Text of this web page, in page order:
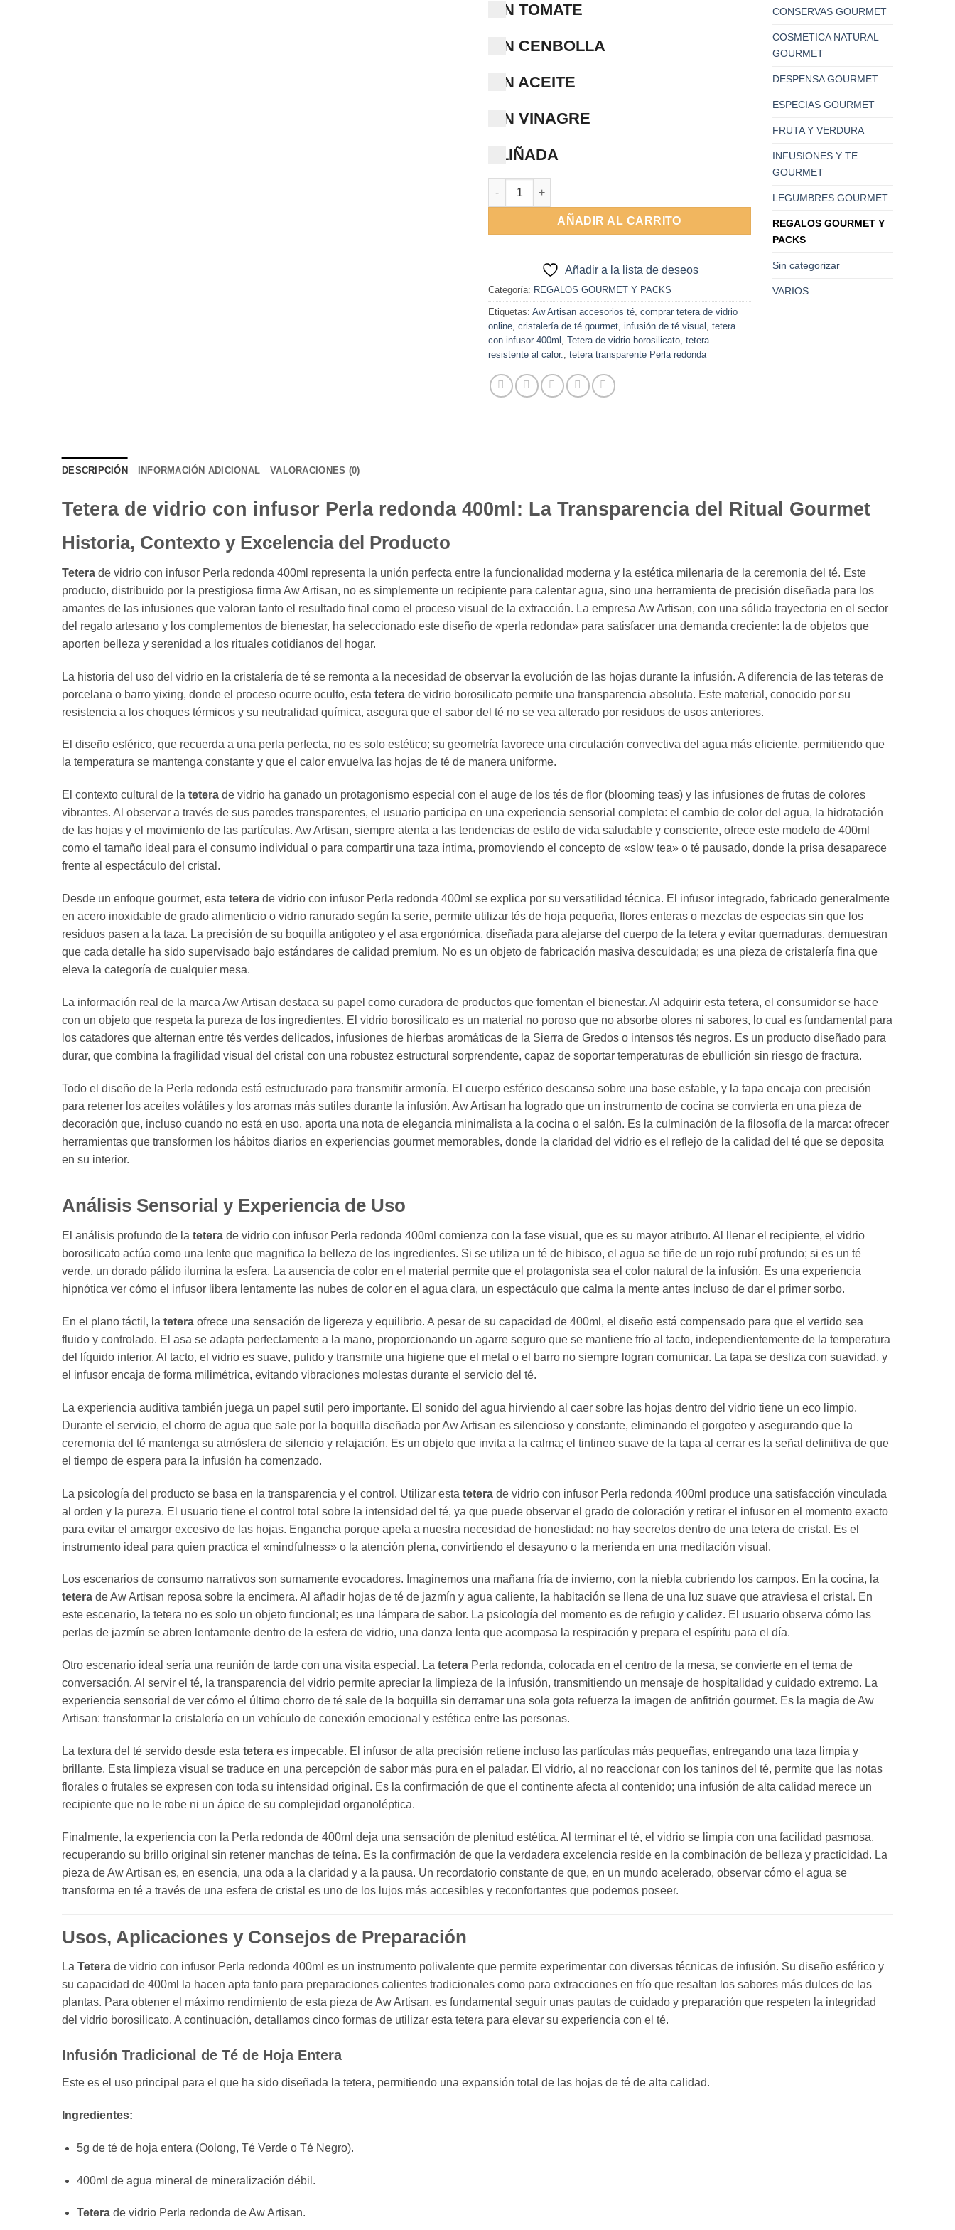
SIN TOMATE
SIN CENBOLLA
SIN ACEITE
SIN VINAGRE
ALIÑADA
Tetera de vidrio con infusor Perla redonda 400ml cantidad
AÑADIR AL CARRITO
Añadir a la lista de deseos
Categoría: REGALOS GOURMET Y PACKS
Etiquetas: Aw Artisan accesorios té comprar tetera de vidrio
online cristalería de té gourmet infusión de té visual tetera
con infusor 400ml Tetera de vidrio borosilicato tetera
resistente al calor.
tetera transparente Perla redonda
CONSERVAS GOURMET
COSMETICA NATURAL
GOURMET
DESPENSA GOURMET
ESPECIAS GOURMET
FRUTA Y VERDURA
INFUSIONES Y TE
GOURMET
LEGUMBRES GOURMET
REGALOS GOURMET Y
PACKS
Sin categorizar
VARIOS
DESCRIPCIÓN INFORMACIÓN ADICIONAL VALORACIONES (0)
Tetera de vidrio con infusor Perla redonda 400ml: La Transparencia del Ritual Gourmet
Historia, Contexto y Excelencia del Producto
Tetera de vidrio con infusor Perla redonda 400ml representa la unión perfecta entre la funcionalidad moderna y la estética milenaria de la ceremonia del té. Este
producto, distribuido por la prestigiosa firma Aw Artisan, no es simplemente un recipiente para calentar agua, sino una herramienta de precisión diseñada para los
amantes de las infusiones que valoran tanto el resultado final como el proceso visual de la extracción. La empresa Aw Artisan, con una sólida trayectoria en el sector
del regalo artesano y los complementos de bienestar, ha seleccionado este diseño de «perla redonda» para satisfacer una demanda creciente: la de objetos que
aporten belleza y serenidad a los rituales cotidianos del hogar.
La historia del uso del vidrio en la cristalería de té se remonta a la necesidad de observar la evolución de las hojas durante la infusión. A diferencia de las teteras de
porcelana o barro yixing, donde el proceso ocurre oculto, esta tetera de vidrio borosilicato permite una transparencia absoluta. Este material, conocido por su
resistencia a los choques térmicos y su neutralidad química, asegura que el sabor del té no se vea alterado por residuos de usos anteriores.
El diseño esférico, que recuerda a una perla perfecta, no es solo estético; su geometría favorece una circulación convectiva del agua más eficiente, permitiendo que
la temperatura se mantenga constante y que el calor envuelva las hojas de té de manera uniforme.
El contexto cultural de la tetera de vidrio ha ganado un protagonismo especial con el auge de los tés de flor (blooming teas) y las infusiones de frutas de colores
vibrantes. Al observar a través de sus paredes transparentes, el usuario participa en una experiencia sensorial completa: el cambio de color del agua, la hidratación
de las hojas y el movimiento de las partículas. Aw Artisan, siempre atenta a las tendencias de estilo de vida saludable y consciente, ofrece este modelo de 400ml
como el tamaño ideal para el consumo individual o para compartir una taza íntima, promoviendo el concepto de «slow tea» o té pausado, donde la prisa desaparece
frente al espectáculo del cristal.
Desde un enfoque gourmet, esta tetera de vidrio con infusor Perla redonda 400ml se explica por su versatilidad técnica. El infusor integrado, fabricado generalmente
en acero inoxidable de grado alimenticio o vidrio ranurado según la serie, permite utilizar tés de hoja pequeña, flores enteras o mezclas de especias sin que los
residuos pasen a la taza. La precisión de su boquilla antigoteo y el asa ergonómica, diseñada para alejarse del cuerpo de la tetera y evitar quemaduras, demuestran
que cada detalle ha sido supervisado bajo estándares de calidad premium. No es un objeto de fabricación masiva descuidada; es una pieza de cristalería fina que
eleva la categoría de cualquier mesa.
La información real de la marca Aw Artisan destaca su papel como curadora de productos que fomentan el bienestar. Al adquirir esta tetera, el consumidor se hace
con un objeto que respeta la pureza de los ingredientes. El vidrio borosilicato es un material no poroso que no absorbe olores ni sabores, lo cual es fundamental para
los catadores que alternan entre tés verdes delicados, infusiones de hierbas aromáticas de la Sierra de Gredos o intensos tés negros. Es un producto diseñado para
durar, que combina la fragilidad visual del cristal con una robustez estructural sorprendente, capaz de soportar temperaturas de ebullición sin riesgo de fractura.
Todo el diseño de la Perla redonda está estructurado para transmitir armonía. El cuerpo esférico descansa sobre una base estable, y la tapa encaja con precisión
para retener los aceites volátiles y los aromas más sutiles durante la infusión. Aw Artisan ha logrado que un instrumento de cocina se convierta en una pieza de
decoración que, incluso cuando no está en uso, aporta una nota de elegancia minimalista a la cocina o el salón. Es la culminación de la filosofía de la marca: ofrecer
herramientas que transformen los hábitos diarios en experiencias gourmet memorables, donde la claridad del vidrio es el reflejo de la calidad del té que se deposita
en su interior.
Análisis Sensorial y Experiencia de Uso
El análisis profundo de la tetera de vidrio con infusor Perla redonda 400ml comienza con la fase visual, que es su mayor atributo. Al llenar el recipiente, el vidrio
borosilicato actúa como una lente que magnifica la belleza de los ingredientes. Si se utiliza un té de hibisco, el agua se tiñe de un rojo rubí profundo; si es un té
verde, un dorado pálido ilumina la esfera. La ausencia de color en el material permite que el protagonista sea el color natural de la infusión. Es una experiencia
hipnótica ver cómo el infusor libera lentamente las nubes de color en el agua clara, un espectáculo que calma la mente antes incluso de dar el primer sorbo.
En el plano táctil, la tetera ofrece una sensación de ligereza y equilibrio. A pesar de su capacidad de 400ml, el diseño está compensado para que el vertido sea
fluido y controlado. El asa se adapta perfectamente a la mano, proporcionando un agarre seguro que se mantiene frío al tacto, independientemente de la temperatura
del líquido interior. Al tacto, el vidrio es suave, pulido y transmite una higiene que el metal o el barro no siempre logran comunicar. La tapa se desliza con suavidad, y
el infusor encaja de forma milimétrica, evitando vibraciones molestas durante el servicio del té.
La experiencia auditiva también juega un papel sutil pero importante. El sonido del agua hirviendo al caer sobre las hojas dentro del vidrio tiene un eco limpio.
Durante el servicio, el chorro de agua que sale por la boquilla diseñada por Aw Artisan es silencioso y constante, eliminando el gorgoteo y asegurando que la
ceremonia del té mantenga su atmósfera de silencio y relajación. Es un objeto que invita a la calma; el tintineo suave de la tapa al cerrar es la señal definitiva de que
el tiempo de espera para la infusión ha comenzado.
La psicología del producto se basa en la transparencia y el control. Utilizar esta tetera de vidrio con infusor Perla redonda 400ml produce una satisfacción vinculada
al orden y la pureza. El usuario tiene el control total sobre la intensidad del té, ya que puede observar el grado de coloración y retirar el infusor en el momento exacto
para evitar el amargor excesivo de las hojas. Engancha porque apela a nuestra necesidad de honestidad: no hay secretos dentro de una tetera de cristal. Es el
instrumento ideal para quien practica el «mindfulness» o la atención plena, convirtiendo el desayuno o la merienda en una meditación visual.
Los escenarios de consumo narrativos son sumamente evocadores. Imaginemos una mañana fría de invierno, con la niebla cubriendo los campos. En la cocina, la
tetera de Aw Artisan reposa sobre la encimera. Al añadir hojas de té de jazmín y agua caliente, la habitación se llena de una luz suave que atraviesa el cristal. En
este escenario, la tetera no es solo un objeto funcional; es una lámpara de sabor. La psicología del momento es de refugio y calidez. El usuario observa cómo las
perlas de jazmín se abren lentamente dentro de la esfera de vidrio, una danza lenta que acompasa la respiración y prepara el espíritu para el día.
Otro escenario ideal sería una reunión de tarde con una visita especial. La tetera Perla redonda, colocada en el centro de la mesa, se convierte en el tema de
conversación. Al servir el té, la transparencia del vidrio permite apreciar la limpieza de la infusión, transmitiendo un mensaje de hospitalidad y cuidado extremo. La
experiencia sensorial de ver cómo el último chorro de té sale de la boquilla sin derramar una sola gota refuerza la imagen de anfitrión gourmet. Es la magia de Aw
Artisan: transformar la cristalería en un vehículo de conexión emocional y estética entre las personas.
La textura del té servido desde esta tetera es impecable. El infusor de alta precisión retiene incluso las partículas más pequeñas, entregando una taza limpia y
brillante. Esta limpieza visual se traduce en una percepción de sabor más pura en el paladar. El vidrio, al no reaccionar con los taninos del té, permite que las notas
florales o frutales se expresen con toda su intensidad original. Es la confirmación de que el continente afecta al contenido; una infusión de alta calidad merece un
recipiente que no le robe ni un ápice de su complejidad organoléptica.
Finalmente, la experiencia con la Perla redonda de 400ml deja una sensación de plenitud estética. Al terminar el té, el vidrio se limpia con una facilidad pasmosa,
recuperando su brillo original sin retener manchas de teína. Es la confirmación de que la verdadera excelencia reside en la combinación de belleza y practicidad. La
pieza de Aw Artisan es, en esencia, una oda a la claridad y a la pausa. Un recordatorio constante de que, en un mundo acelerado, observar cómo el agua se
transforma en té a través de una esfera de cristal es uno de los lujos más accesibles y reconfortantes que podemos poseer.
Usos, Aplicaciones y Consejos de Preparación
La Tetera de vidrio con infusor Perla redonda 400ml es un instrumento polivalente que permite experimentar con diversas técnicas de infusión. Su diseño esférico y
su capacidad de 400ml la hacen apta tanto para preparaciones calientes tradicionales como para extracciones en frío que resaltan los sabores más dulces de las
plantas. Para obtener el máximo rendimiento de esta pieza de Aw Artisan, es fundamental seguir unas pautas de cuidado y preparación que respeten la integridad
del vidrio borosilicato. A continuación, detallamos cinco formas de utilizar esta tetera para elevar su experiencia con el té.
Infusión Tradicional de Té de Hoja Entera
Este es el uso principal para el que ha sido diseñada la tetera, permitiendo una expansión total de las hojas de té de alta calidad.
Ingredientes:
5g de té de hoja entera (Oolong, Té Verde o Té Negro).
400ml de agua mineral de mineralización débil.
Teterade vidrio Perla redonda de Aw Artisan.